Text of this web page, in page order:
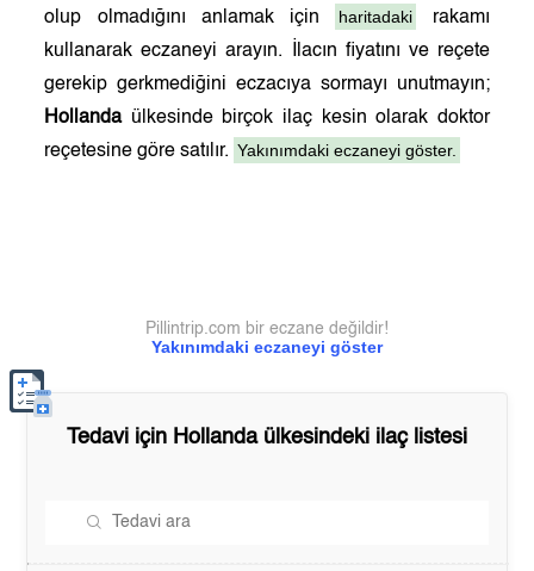
olup olmadığını anlamak için haritadaki
rakamı
kullanarak eczaneyi arayın. İlacın fiyatını ve reçete
gerekip gerkmediğini eczacıya sormayı unutmayın;
Hollandaülkesinde birçok ilaç kesin olarak doktor
reçetesine göre satılır. Yakınımdaki eczaneyi göster.
Yakınımdaki eczaneyi göster
Pillintrip.com bir eczane değildir!
Tedavi için Hollandaülkesindeki ilaç listesi